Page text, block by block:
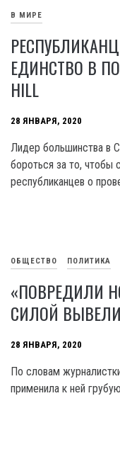
В МИРЕ
ЕДИНСТВО В
HILL
28 ЯНВАРЯ, 2020
Лидер большинства в
бороться за то, чтобы
республиканцев о
ОБЩЕСТВО ПОЛИТИКА
«ПОВРЕДИЛИ
СИЛОЙ
28 ЯНВАРЯ, 2020
По словам
применила к ней